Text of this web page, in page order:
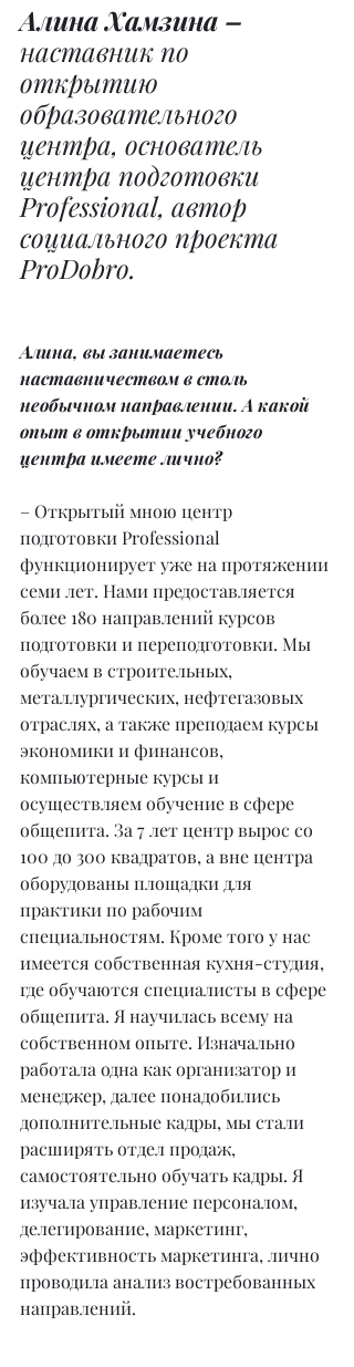
Алина Хамзина –
наставник по
открытию
образовательного
центра, основатель
центра подготовки
Professional, автор
социального проекта
ProDobro.
Алина, вы занимаетесь
наставничеством в столь
необычном направлении. А какой
опыт в открытии учебного
центра имеете лично?
– Открытый мною центр
подготовки Professional
функционирует уже на протяжении
семи лет. Нами предоставляется
более 180 направлений курсов
подготовки и переподготовки. Мы
обучаем в строительных,
металлургических, нефтегазовых
отраслях, а также преподаем курсы
экономики и финансов,
компьютерные курсы и
осуществляем обучение в сфере
общепита. За 7 лет центр вырос со
100 до 300 квадратов, а вне центра
оборудованы площадки для
практики по рабочим
специальностям. Кроме того у нас
имеется собственная кухня-студия,
где обучаются специалисты в сфере
общепита. Я научилась всему на
собственном опыте. Изначально
работала одна как организатор и
менеджер, далее понадобились
дополнительные кадры, мы стали
расширять отдел продаж,
самостоятельно обучать кадры. Я
изучала управление персоналом,
делегирование, маркетинг,
эффективность маркетинга, лично
проводила анализ востребованных
направлений.